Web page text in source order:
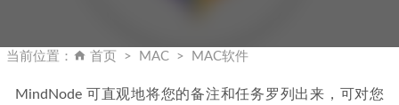
当前位置： 首页 MAC MAC软件
MindNode 可直观地将您的备注和任务罗列出来，可对您
CameraBag Pro 2026.1 中文汉化破解版-照片滤镜编辑调色工
网易云音乐 7.0.30 for Android去广告VIP版 2020-04-10